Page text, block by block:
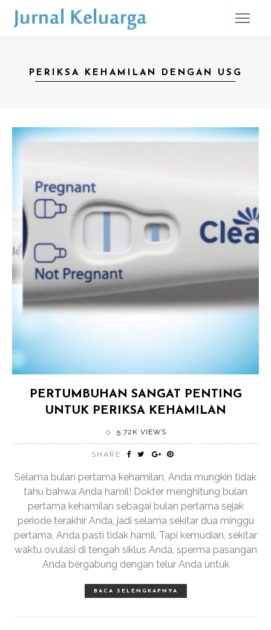
PERIKSA KEHAMILAN DENGAN USG
PERTUMBUHAN SANGAT PENTING
UNTUK PERIKSA KEHAMILAN
5.72K VIEWS
SHARE
Selama bulan pertama kehamilan, Anda mungkin tidak
tahu bahwa Anda hamil! Dokter menghitung bulan
pertama kehamilan sebagai bulan pertama sejak
periode terakhir Anda, jadi selama sekitar dua minggu
pertama, Anda pasti tidak hamil. Tapi kemudian, sekitar
waktu ovulasi di tengah siklus Anda, sperma pasangan
Anda bergabung dengan telur Anda untuk
BACA SELENGKAPNYA